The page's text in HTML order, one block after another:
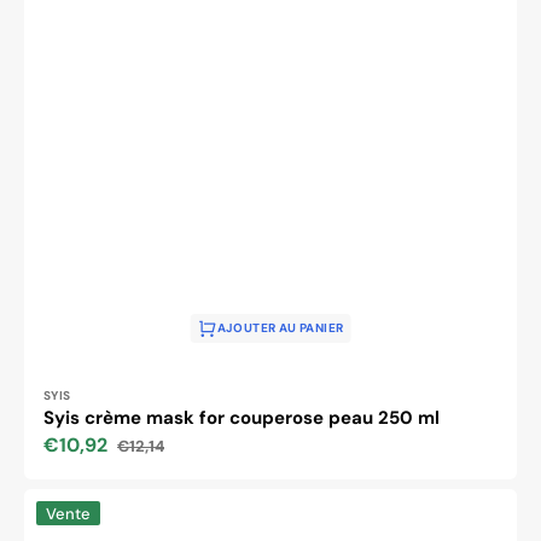
AJOUTER AU PANIER
Distributeur :
SYIS
Syis crème mask for couperose peau 250 ml
Prix
€10,92
Prix
€12,14
Syis
normalising
Vente